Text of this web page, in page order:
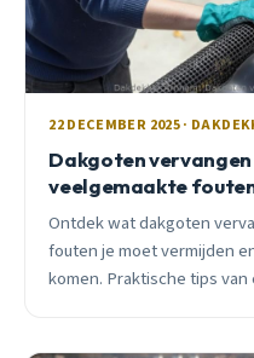
22 DECEMBER 2025 ·
Dakgoten vervangen
veelgemaakte
Ontdek wat dakgoten
fouten je moet vermijden
komen. Praktische tips